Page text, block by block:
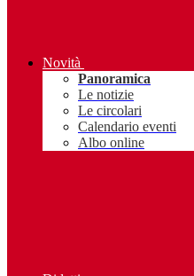
Novità
Panoramica
Le notizie
Le circolari
Calendario eventi
Albo online